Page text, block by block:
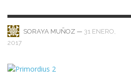
SORAYA MUÑOZ — 31 ENERO,
2017